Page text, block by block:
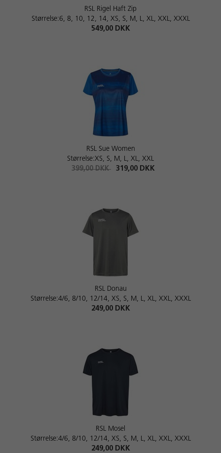
RSL Rigel Haft Zip
Størrelse:6, 8, 10, 12, 14, XS, S, M, L, XL, XXL, XXXL
549,00 DKK
RSL Sue Women
Størrelse:XS, S, M, L, XL, XXL
399,00 DKK
319,00 DKK
RSL Donau
Størrelse:4/6, 8/10, 12/14, XS, S, M, L, XL, XXL, XXXL
249,00 DKK
RSL Mosel
Størrelse:4/6, 8/10, 12/14, XS, S, M, L, XL, XXL, XXXL
249,00 DKK